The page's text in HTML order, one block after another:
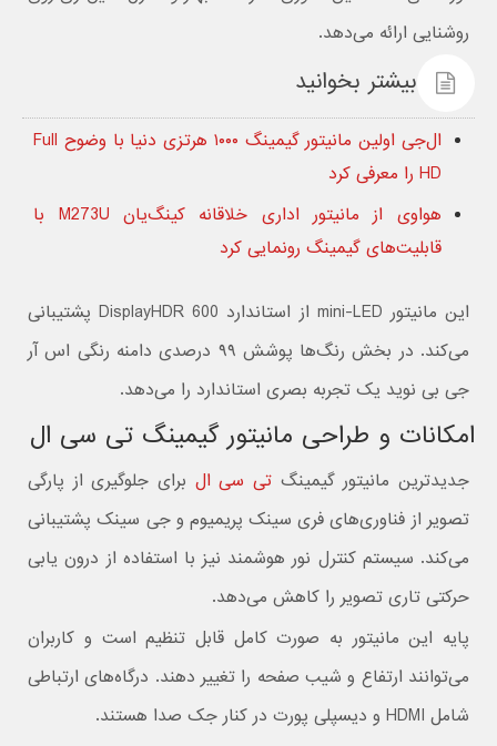
روشنایی ارائه می‌دهد.
بیشتر بخوانید
ال‌جی اولین مانیتور گیمینگ ۱۰۰۰ هرتزی دنیا با وضوح Full
HD را معرفی کرد
هواوی از مانیتور اداری خلاقانه کینگ‌یان M273U با
قابلیت‌های گیمینگ رونمایی کرد
این مانیتور mini-LED از استاندارد DisplayHDR 600 پشتیبانی
می‌کند. در بخش رنگ‌ها پوشش ۹۹ درصدی دامنه رنگی اس آر
جی بی نوید یک تجربه بصری استاندارد را می‌دهد.
امکانات و طراحی مانیتور گیمینگ تی سی ال
جدیدترین مانیتور گیمینگتی سی ال برای جلوگیری از پارگی
تصویر از فناوری‌های فری سینک پریمیوم و جی سینک پشتیبانی
می‌کند. سیستم کنترل نور هوشمند نیز با استفاده از درون یابی
حرکتی تاری تصویر را کاهش می‌دهد.
پایه این مانیتور به صورت کامل قابل تنظیم است و کاربران
می‌توانند ارتفاع و شیب صفحه را تغییر دهند. درگاه‌های ارتباطی
شامل HDMI و دیسپلی پورت در کنار جک صدا هستند.